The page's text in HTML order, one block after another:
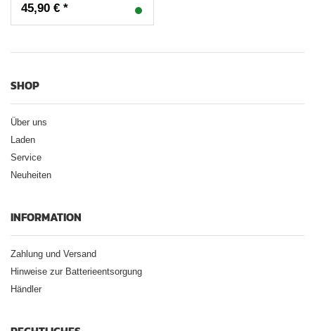
45,90 € *
SHOP
Über uns
Laden
Service
Neuheiten
INFORMATION
Zahlung und Versand
Hinweise zur Batterieentsorgung
Händler